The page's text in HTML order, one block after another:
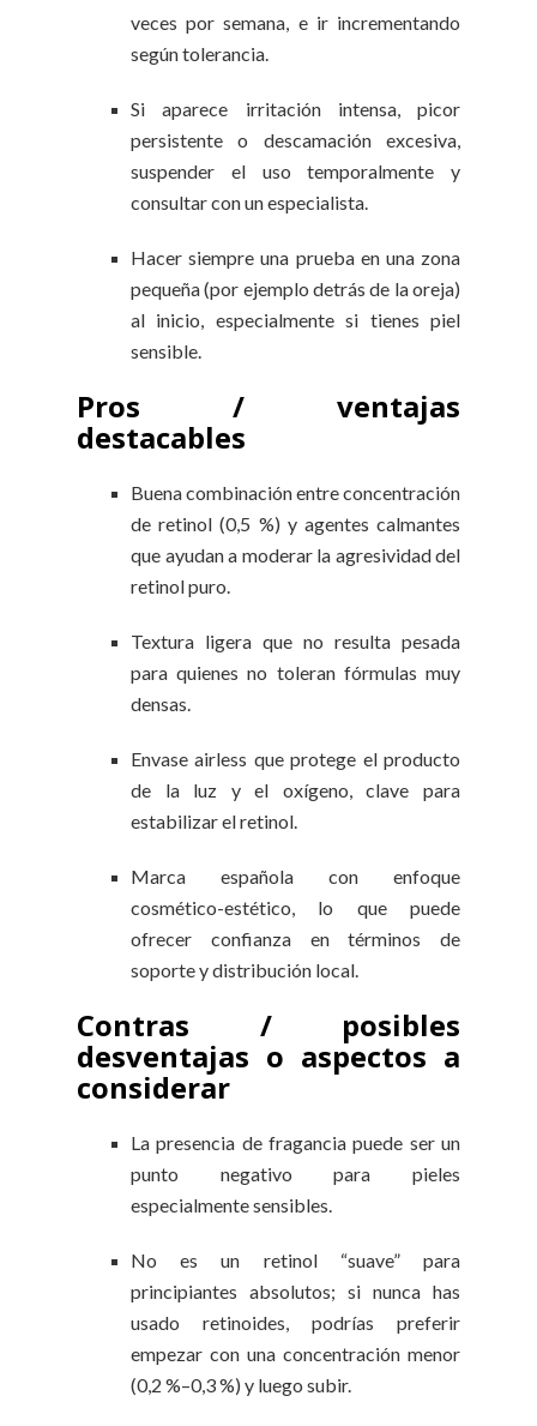
veces por semana, e ir incrementando
según tolerancia.
Si aparece irritación intensa, picor
persistente o descamación excesiva,
suspender el uso temporalmente y
consultar con un especialista.
Hacer siempre una prueba en una zona
pequeña (por ejemplo detrás de la oreja)
al inicio, especialmente si tienes piel
sensible.
Pros / ventajas
destacables
Buena combinación entre concentración
de retinol (0,5 %) y agentes calmantes
que ayudan a moderar la agresividad del
retinol puro.
Textura ligera que no resulta pesada
para quienes no toleran fórmulas muy
densas.
Envase airless que protege el producto
de la luz y el oxígeno, clave para
estabilizar el retinol.
Marca española con enfoque
cosmético-estético, lo que puede
ofrecer confianza en términos de
soporte y distribución local.
Contras / posibles
desventajas o aspectos a
considerar
La presencia de fragancia puede ser un
punto negativo para pieles
especialmente sensibles.
No es un retinol “suave” para
principiantes absolutos; si nunca has
usado retinoides, podrías preferir
empezar con una concentración menor
(0,2 %–0,3 %) y luego subir.